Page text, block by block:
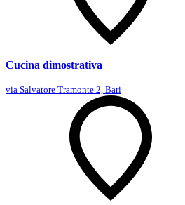
Cucina dimostrativa
via Salvatore Tramonte 2, Bari